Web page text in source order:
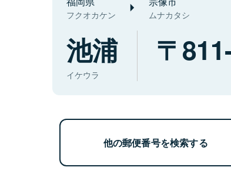
フクオカケン ムナカタシ
池浦
イケウラ
他の郵便番号を検索する